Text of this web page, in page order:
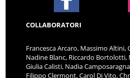
COLLABORATORI
Francesca Arcaro, Massimo Altini,
Nadine Blanc, Riccardo Bortolotti,
Giulia Calisti, Nadia
Filippo Clermont, Carol Di Vito,